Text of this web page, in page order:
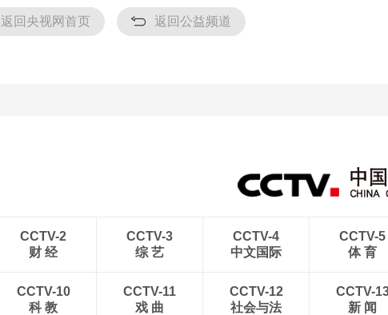
返回央视网首页 返回公益频道
CCTV-2
财 经
CCTV-3
综 艺
CCTV-4
中文国际
CCTV-5
体 育
CCTV-10
科 教
CCTV-11
戏 曲
CCTV-12
社会与法
CCTV-
新 闻